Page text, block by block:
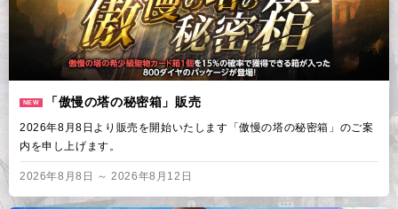
NEW 「傲慢の塔の秘密箱」販売
2026年8月8日より販売を開始いたします「傲慢の塔の秘密箱」のご案
内を申し上げます。
2026年8月8日 ～ 2026年8月12日